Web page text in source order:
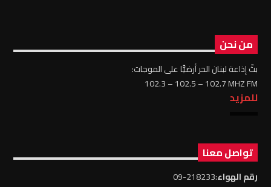
من نحن
بثّ إذاعة لبنان الحر أرضيًّا على الموجات:
102.3 – 102.5 – 102.7 MHZ FM
للمزيد
تواصل معنا
رقم الهواء:218233-09